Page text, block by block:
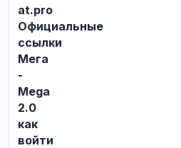
I
requested
yourself
in
direction
of
believe
a
sma…
at.pro
Официальные
ссылки
Мега
-
Mega
2.0
как
войти